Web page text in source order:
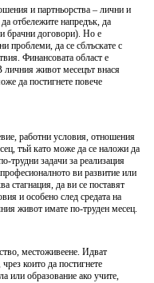
и партньорства – лични и
отбележите напредък, да
брачни договори). Но е
проблеми, да се сблъскате с
Финансовата област е
личния живот месецът внася
да постигнете повече
работни условия, отношения
тъй като може да се наложи да
трудни задачи за реализация
ви развитие или
стагнация, да ви се поставят
и особено след средата на
живот имате по-труден месец.
местоживеене. Идват
които да постигнете
или образование ако учите,